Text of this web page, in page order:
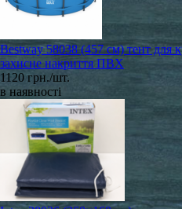
Bestway 58038 (457 см) тент для
захисне накриття ПВХ
1120 грн./шт.
в наявності